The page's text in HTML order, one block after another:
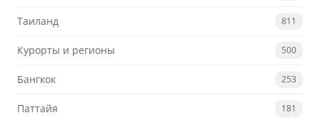
Таиланд 811
Курорты и регионы 500
Бангкок 253
Паттайя 181